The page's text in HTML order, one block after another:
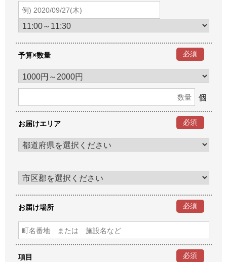
予算×数量 必須
個
お届けエリア 必須
お届け場所 必須
項目 必須